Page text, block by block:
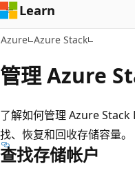
Learn
Azure Azure Stack
管理 Azure
了解如何管理 Azure
找、恢复和回收存储容量。
查找存储帐户